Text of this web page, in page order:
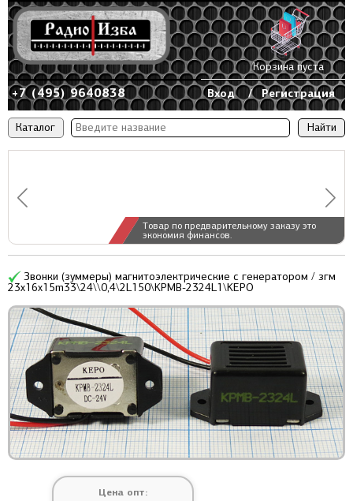
Каталог
Товар по предварительному заказу это
экономия финансов.
+7 (495) 9640838 Вход / Регистрация
Корзина пуста
Звонки (зуммеры) магнитоэлектрические c генератором / згм
23x16x15m33\24\\0,4\2L150\KPMB-2324L1\KEPO
Цена опт: